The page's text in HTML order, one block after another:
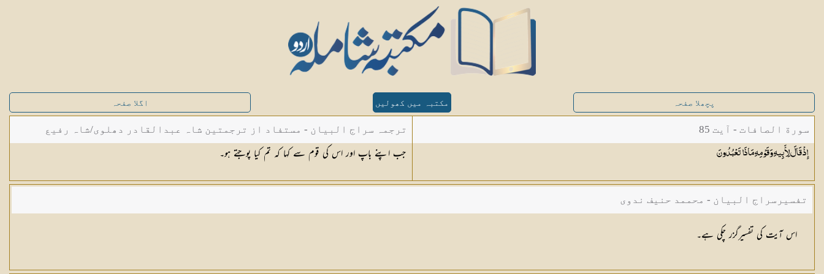
پچھلا صفحہ مکتبہ میں کھولیں اگلا صفحہ
سورة الصافات - آیت 85
إِذْ قَالَ لِأَبِيهِ وَقَوْمِهِ مَاذَاتَعْبُدُونَ
ترجمہ سراج البیان - مستفاد از ترجمتین شاہ عبدالقادر دھلوی/شاہ رفیع
الدین دھلوی
جب اپنے باپ اور اس کی قوم سے کہا کہ تم کیا پوجتے ہو۔
تفسیرسراج البیان - محممد حنیف ندوی
اس آیت کی تفسیرگزر چکی ہے۔